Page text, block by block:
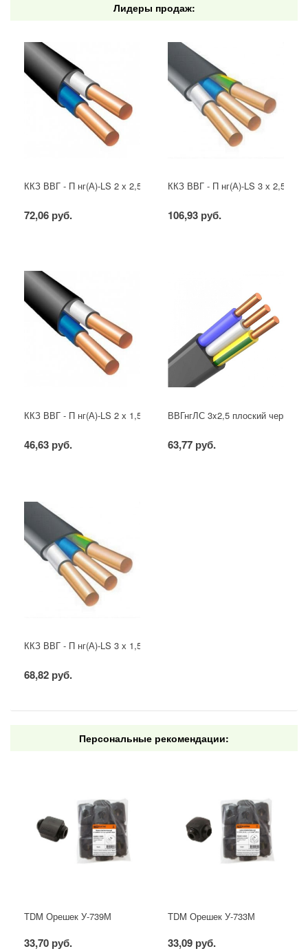
Лидеры продаж:
ККЗ ВВГ - П нг(А)-LS 2 х 2,5 ГОСТ
72,06 руб.
ККЗ ВВГ - П нг(А)-LS 3 х 2,5
106,93 руб.
ККЗ ВВГ - П нг(А)-LS 2 х 1,5 ГОСТ
46,63 руб.
ВВГнгЛС 3x2,5 плоский черный
63,77 руб.
ККЗ ВВГ - П нг(А)-LS 3 х 1,5 ГОСТ
68,82 руб.
Персональные рекомендации:
TDM Орешек У-739М
33,70 руб.
TDM Орешек У-733М
33,09 руб.